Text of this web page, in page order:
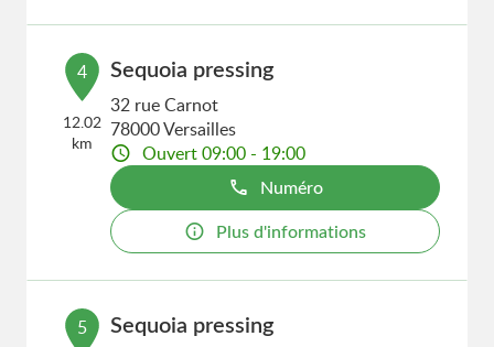
4
12.02
km
Sequoia pressing
32 rue Carnot
78000 Versailles
Ouvert 09:00 - 19:00
Numéro
Plus d'informations
5 Sequoia pressing